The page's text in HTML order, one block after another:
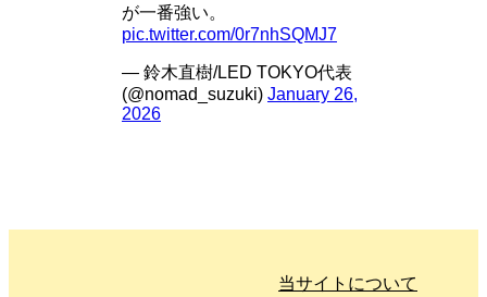
が一番強い。
pic.twitter.com/0r7nhSQMJ7
— 鈴木直樹/LED TOKYO代表
(@nomad_suzuki) January 26,
2026
当サイトについて